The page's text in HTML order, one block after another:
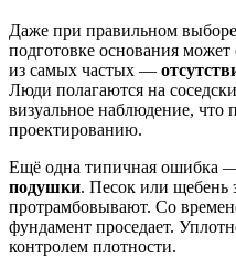
Даже при правильном
подготовке основания
из самых частых —
Люди полагаются на
визуальное наблюдение, что
проектированию.
Ещё одна типичная ошибка
подушки. Песок или щебень
протрамбовывают. Со
фундамент проседает.
контролем плотности.